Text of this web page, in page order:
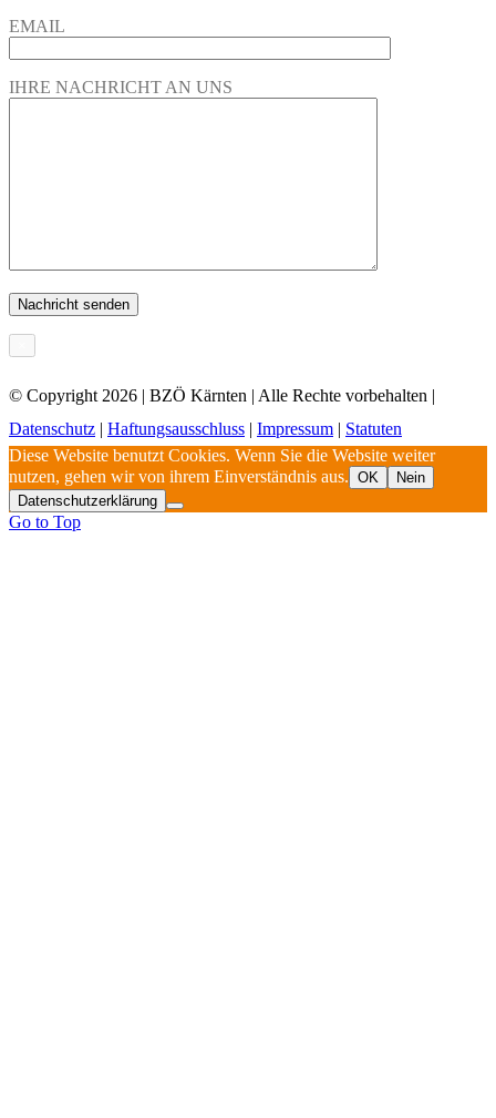
EMAIL
IHRE NACHRICHT AN UNS
© Copyright 2026 | BZÖ Kärnten | Alle Rechte vorbehalten |
Datenschutz | Haftungsausschluss | Impressum | Statuten
Diese Website benutzt Cookies. Wenn Sie die Website weiter
nutzen, gehen wir von ihrem Einverständnis aus. OK
Nein
Datenschutzerklärung
Go to Top